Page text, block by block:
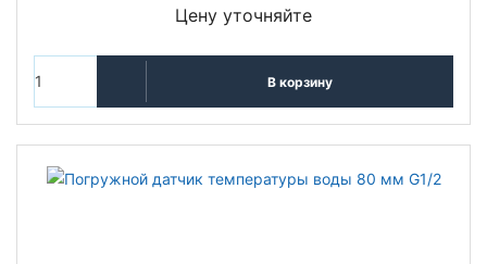
Цену уточняйте
В корзину